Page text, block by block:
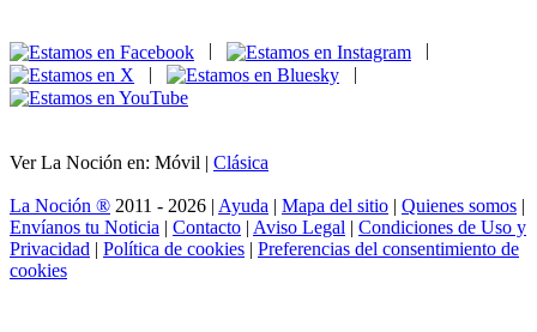
|
|
Ver La Noción en: Móvil | Clásica
La Noción ® 2011 - 2026 | Ayuda | Mapa del sitio | Quienes somos |
Envíanos tu Noticia | Contacto | Aviso Legal | Condiciones de Uso y
Privacidad | Política de cookies | Preferencias del consentimiento de
cookies